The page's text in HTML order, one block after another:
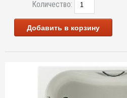
Количество:
Добавить в корзину